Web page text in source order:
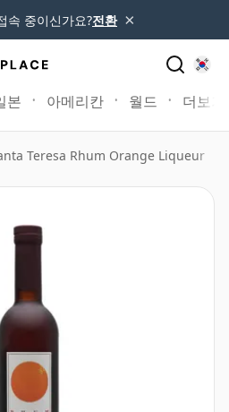
속 중이신가요?전환 ×
본 아메리칸 월드 더보기
Teresa Rhum Orange Liqueur